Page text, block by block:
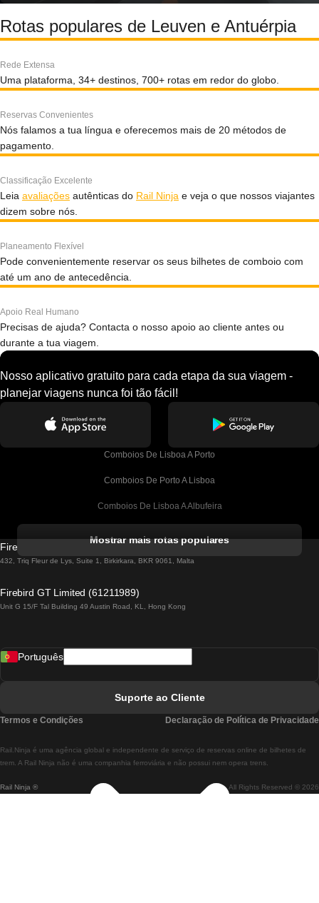
Rotas populares de Leuven e Antuérpia
Rede Extensa
Uma plataforma, 34+ destinos, 700+ rotas em redor do globo.
Reservas Convenientes
Nós falamos a tua língua e oferecemos mais de 20 métodos de
pagamento.
Classificação Excelente
Leia avaliações autênticas do Rail Ninja e veja o que nossos viajantes
dizem sobre nós.
Planeamento Flexível
Pode convenientemente reservar os seus bilhetes de comboio com
até um ano de antecedência.
Apoio Real Humano
Precisas de ajuda? Contacta o nosso apoio ao cliente antes ou
durante a tua viagem.
Nosso aplicativo gratuito para cada etapa da sua viagem -
planejar viagens nunca foi tão fácil!
Comboios De Lisboa A Porto
Comboios De Porto A Lisboa
Comboios De Lisboa A Albufeira
Comboios De Lisboa A Lagos
Comboios De Lisboa A Madrid
Comboios De Lisboa A Braga
Comboios De Braga A Lisboa
Mostrar mais rotas populares
Firebird GT Limited (OC 1451)
432, Triq Fleur de Lys, Suite 1, Birkirkara, BKR 9061, Malta
Firebird GT Limited (61211989)
Unit G 15/F Tal Building 49 Austin Road, KL, Hong Kong
Rail Ninja ® All Rights Reserved © 2026
Rail.Ninja é uma agência global e independente de serviço de reservas online de bilhetes de
trem. A Rail Ninja não é uma companhia ferroviária e não possui nem opera trens.
Português
Suporte ao Cliente
Termos e Condições Declaração de Política de Privacidade